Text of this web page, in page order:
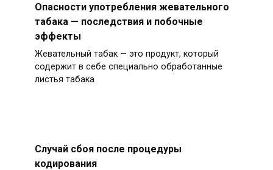
Опасности употребления жевательного
табака — последствия и побочные
эффекты
Жевательный табак — это продукт, который
содержит в себе специально обработанные
листья табака
Случай сбоя после процедуры
кодирования